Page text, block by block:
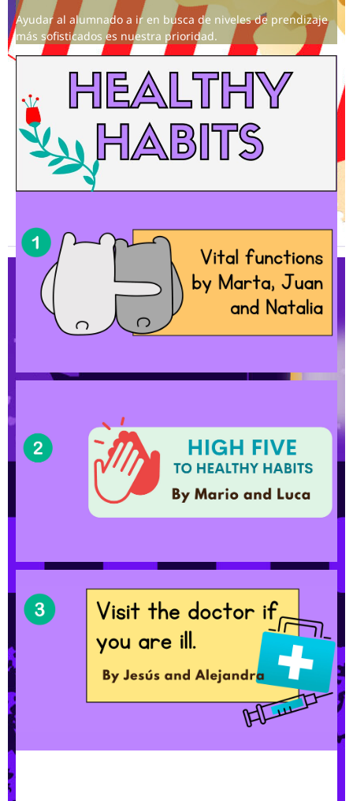
Ayudar al alumnado a ir en busca de niveles de prendizaje
más sofisticados es nuestra prioridad.